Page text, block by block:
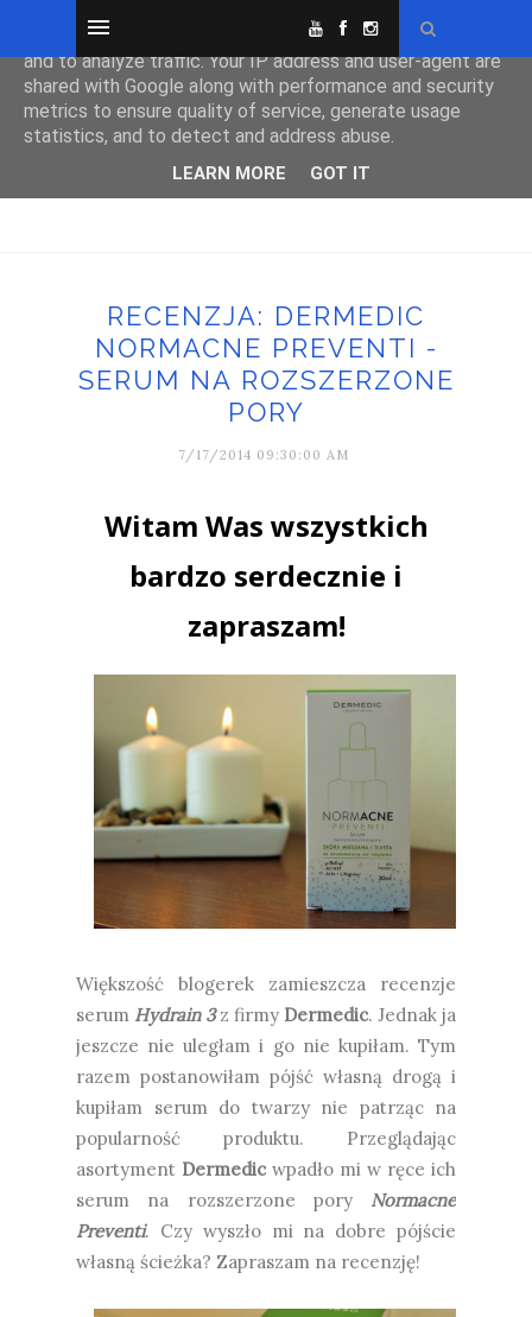
RECENZJA: DERMEDIC
NORMACNE PREVENTI -
SERUM NA ROZSZERZONE
PORY
7/17/2014 09:30:00 AM
Witam Was wszystkich
bardzo serdecznie i
zapraszam!
Większość blogerek zamieszcza recenzje
serum Hydrain 3z firmy Dermedic. Jednak ja
jeszcze nie uległam i go nie kupiłam. Tym
razem postanowiłam pójść własną drogą i
kupiłam serum do twarzy nie patrząc na
popularność produktu. Przeglądając
asortyment Dermedic wpadło mi w ręce ich
serum na rozszerzone pory Normacne
Preventi. Czy wyszło mi na dobre pójście
własną ścieżka? Zapraszam na recenzję!
This site uses cookies from Google to deliver its services
and to analyze traffic. Your IP address and user-agent are
shared with Google along with performance and security
metrics to ensure quality of service, generate usage
statistics, and to detect and address abuse.
LEARN MORE GOT IT